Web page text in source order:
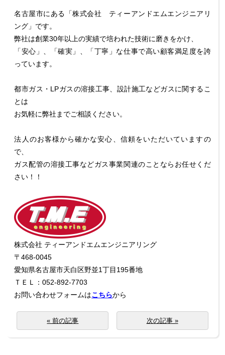
名古屋市にある「株式会社 ティーアンドエムエンジニアリ
ング」です。
弊社は創業30年以上の実績で培われた技術に磨きをかけ、
「安心」、「確実」、「丁寧」な仕事で高い顧客満足度を誇
っています。
都市ガス・LPガスの溶接工事、設計施工などガスに関するこ
とは
お気軽に弊社までご相談ください。
法人のお客様から確かな安心、信頼をいただいていますの
で、
ガス配管の溶接工事などガス事業関連のことならお任せくだ
さい！！
株式会社 ティーアンドエムエンジニアリング
〒468-0045
愛知県名古屋市天白区野並1丁目195番地
ＴＥＬ：052-892-7703
お問い合わせフォームはこちらから
« 前の記事 次の記事 »